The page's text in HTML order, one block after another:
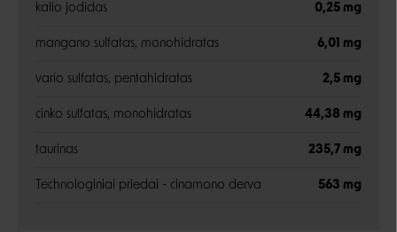
kalio jodidas 0,25 mg
mangano sulfatas, monohidratas 6,01 mg
vario sulfatas, pentahidratas 2,5 mg
cinko sulfatas, monohidratas 44,38 mg
taurinas 235,7 mg
Technologiniai priedai - cinamono derva 563 mg